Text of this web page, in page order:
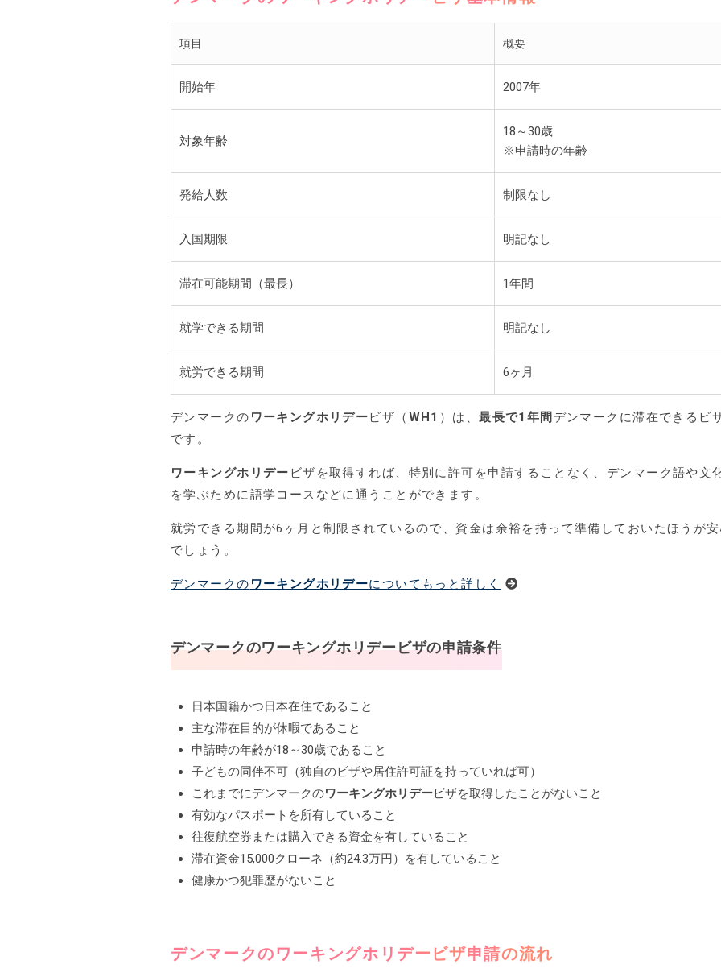
項目 概要
開始年 2007年
対象年齢
18～30歳
※申請時の年齢
発給人数 制限なし
入国期限 明記なし
滞在可能期間（最長） 1年間
就学できる期間 明記なし
就労できる期間 6ヶ月
デンマークの ワーキングホリデービザ（ WH1 ）は、最長で1年間 デンマークに滞在できるビ
です。
ワーキングホリデー ビザを取得すれば、特別に許可を申請することなく、デンマーク語や文
を学ぶために語学コースなどに通うことができます。
就労できる期間が6ヶ月と制限されているので、資金は余裕を持って準備しておいたほうが
でしょう。
デンマークの ワーキングホリデーについてもっと詳しく
デンマークのワーキングホリデービザの申請条件
日本国籍かつ日本在住であること
主な滞在目的が休暇であること
申請時の年齢が18～30歳であること
子どもの同伴不可（独自のビザや居住許可証を持っていれば可）
これまでにデンマークのワーキングホリデービザを取得したことがないこと
有効なパスポートを所有していること
往復航空券または購入できる資金を有していること
滞在資金15,000クローネ（約24.3万円）を有していること
健康かつ犯罪歴がないこと
デンマークのワーキングホリデー ビザ申請の流れ